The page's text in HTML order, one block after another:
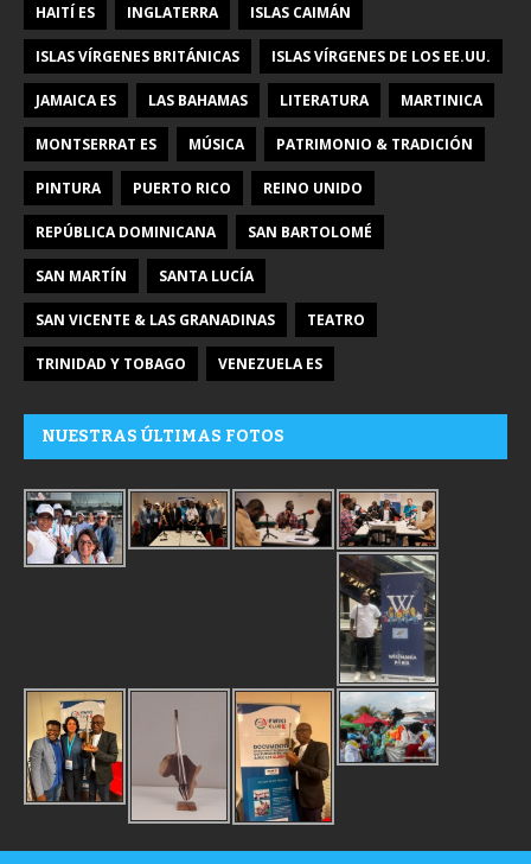
HAITÍ ES INGLATERRA ISLAS CAIMÁN
ISLAS VÍRGENES BRITÁNICAS ISLAS VÍRGENES DE LOS EE.UU.
JAMAICA ES LAS BAHAMAS LITERATURA MARTINICA
MONTSERRAT ES MÚSICA PATRIMONIO & TRADICIÓN
PINTURA PUERTO RICO REINO UNIDO
REPÚBLICA DOMINICANA SAN BARTOLOMÉ
SAN MARTÍN SANTA LUCÍA
SAN VICENTE & LAS GRANADINAS TEATRO
TRINIDAD Y TOBAGO VENEZUELA ES
NUESTRAS ÚLTIMAS FOTOS